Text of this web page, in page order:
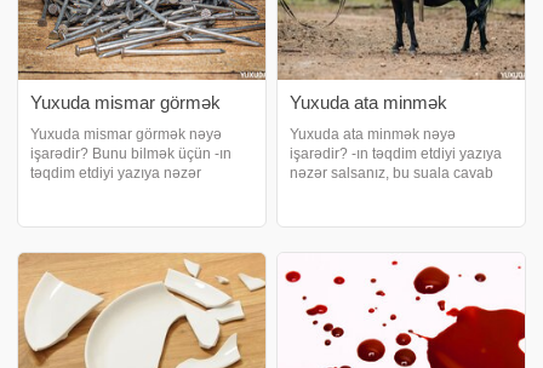
Yuxuda mismar görmək
Yuxuda mismar görmək nəyə
işarədir? Bunu bilmək üçün -ın
təqdim etdiyi yazıya nəzər
mismar görənlərin subay
olduqları halda evlənəcəyinə,
cəsur və yardımçı olduqların
Yuxuda ata minmək
Yuxuda ata minmək nəyə
işarədir? -ın təqdim etdiyi yazıya
nəzər salsanız, bu suala cavab
minmək hörmət qazanmaq
deməkdir. Yuxusunda at mindiyini
görən şəxs hörmətl